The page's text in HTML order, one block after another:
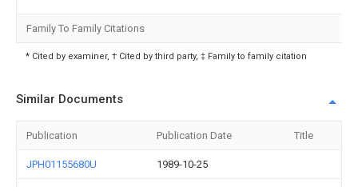
Family To Family Citations
* Cited by examiner, † Cited by third party, ‡ Family to family citation
Similar Documents
Publication Publication Date Title
JPH01155680U 1989-10-25